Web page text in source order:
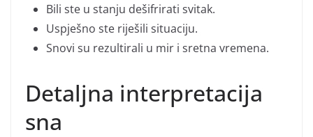
Bili ste u stanju dešifrirati svitak.
Uspješno ste riješili situaciju.
Snovi su rezultirali u mir i sretna vremena.
Detaljna interpretacija
sna